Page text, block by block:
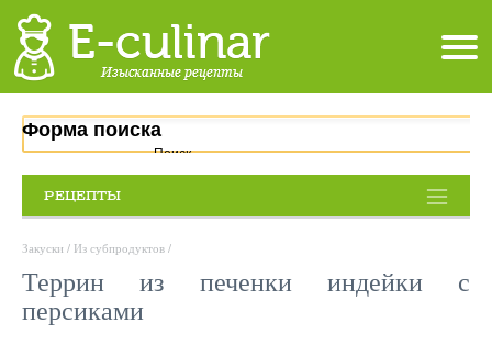
Форма поиска
Поиск
РЕЦЕПТЫ
Закуски / Из субпродуктов /
Террин из печенки индейки с
персиками